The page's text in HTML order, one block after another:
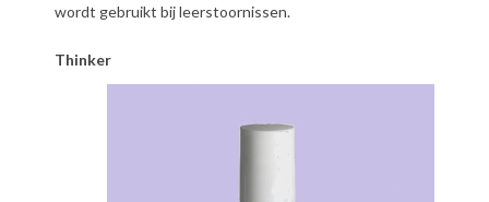
wordt gebruikt bij leerstoornissen.
Thinker